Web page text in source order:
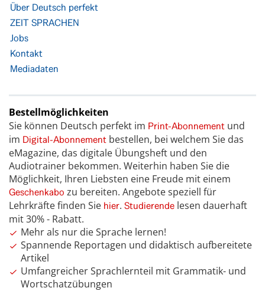
Über Deutsch perfekt
ZEIT SPRACHEN
Jobs
Kontakt
Mediadaten
Bestellmöglichkeiten
Sie können Deutsch perfekt im Print-Abonnement und
im Digital-Abonnement bestellen, bei welchem Sie das
eMagazine, das digitale Übungsheft und den
Audiotrainer bekommen. Weiterhin haben Sie die
Möglichkeit, Ihren Liebsten eine Freude mit einem
Geschenkabo zu bereiten. Angebote speziell für
Lehrkräfte finden Sie hier. Studierende lesen dauerhaft
mit 30% - Rabatt.
Mehr als nur die Sprache lernen!
Spannende Reportagen und didaktisch aufbereitete
Artikel
Umfangreicher Sprachlernteil mit Grammatik- und
Wortschatzübungen